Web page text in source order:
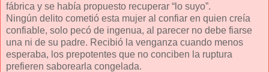
fábrica y se había propuesto recuperar “lo suyo”.
Ningún delito cometió esta mujer al confiar en quien creía
confiable, solo pecó de ingenua, al parecer no debe fiarse
una ni de su padre. Recibió la venganza cuando menos
esperaba, los prepotentes que no conciben la ruptura
prefieren saborearla congelada.